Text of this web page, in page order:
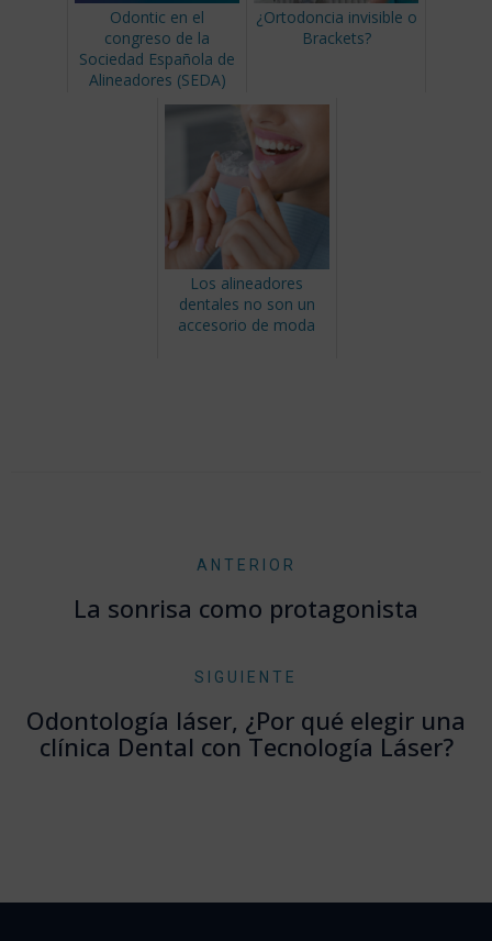
Odontic en el
congreso de la
Sociedad Española de
Alineadores (SEDA)
¿Ortodoncia invisible o
Brackets?
Los alineadores
dentales no son un
accesorio de moda
ANTERIOR
La sonrisa como protagonista
SIGUIENTE
Odontología láser, ¿Por qué elegir una
clínica Dental con Tecnología Láser?